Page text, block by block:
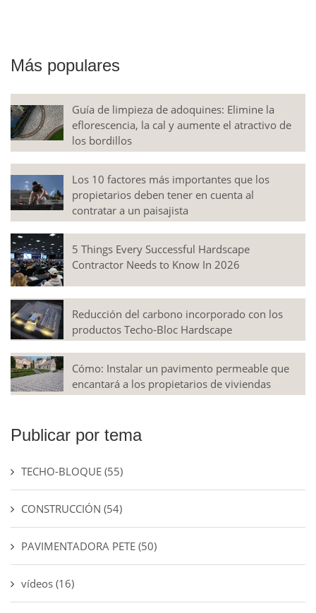
Más populares
Guía de limpieza de adoquines: Elimine la
eflorescencia, la cal y aumente el atractivo de
los bordillos
Los 10 factores más importantes que los
propietarios deben tener en cuenta al
contratar a un paisajista
5 Things Every Successful Hardscape
Contractor Needs to Know In 2026
Reducción del carbono incorporado con los
productos Techo-Bloc Hardscape
Cómo: Instalar un pavimento permeable que
encantará a los propietarios de viviendas
Publicar por tema
TECHO-BLOQUE (55)
CONSTRUCCIÓN (54)
PAVIMENTADORA PETE (50)
vídeos (16)